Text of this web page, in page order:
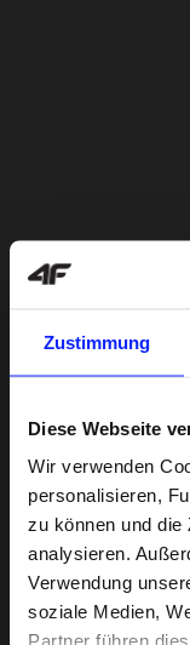
Zustimmung
Diese Webseite
Wir verwenden
personalisieren,
zu können und die
analysieren.
Verwendung
soziale Medien,
Partner führen